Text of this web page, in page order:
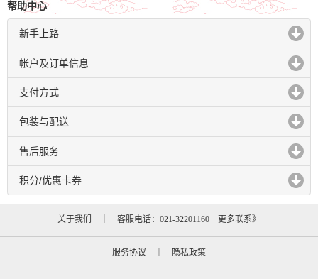
帮助中心
新手上路
click to expand contents
帐户及订单信息
click to expand contents
支付方式
click to expand contents
包装与配送
click to expand contents
售后服务
click to expand contents
积分/优惠卡券
click to expand contents
关于我们 ｜ 客服电话：021-32201160 更多联系》
服务协议 隐私政策